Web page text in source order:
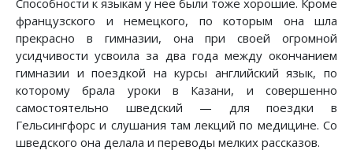
французского и немецкого, по которым она шла
прекрасно в гимназии, она при своей огромной
усидчивости усвоила за два года между окончанием
гимназии и поездкой на курсы английский язык, по
которому брала уроки в Казани, и совершенно
самостоятельно шведский — для поездки в
Гельсингфорс и слушания там лекций по медицине. Со
шведского она делала и переводы мелких рассказов.